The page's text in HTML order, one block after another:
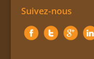
Suivez-nous